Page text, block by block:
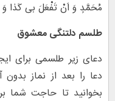
مُحَمَّدٍ وَ اَنْ تَفْعَلَ بى کَذا
طلسم دلتنگی معشوق
دعای زیر طلسمی برای
دعا را بعد از نماز
بخوانید تا حاجت شما